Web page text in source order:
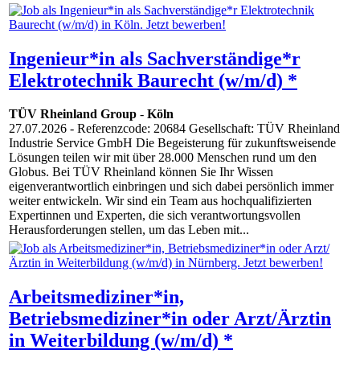
Ingenieur*in als Sachverständige*r
Elektrotechnik Baurecht (w/m/d) *
TÜV Rheinland Group - Köln
27.07.2026 - Referenzcode: 20684 Gesellschaft: TÜV Rheinland
Industrie Service GmbH Die Begeisterung für zukunftsweisende
Lösungen teilen wir mit über 28.000 Menschen rund um den
Globus. Bei TÜV Rheinland können Sie Ihr Wissen
eigenverantwortlich einbringen und sich dabei persönlich immer
weiter entwickeln. Wir sind ein Team aus hochqualifizierten
Expertinnen und Experten, die sich verantwortungsvollen
Herausforderungen stellen, um das Leben mit...
Arbeitsmediziner*in,
Betriebsmediziner*in oder Arzt/Ärztin
in Weiterbildung (w/m/d) *